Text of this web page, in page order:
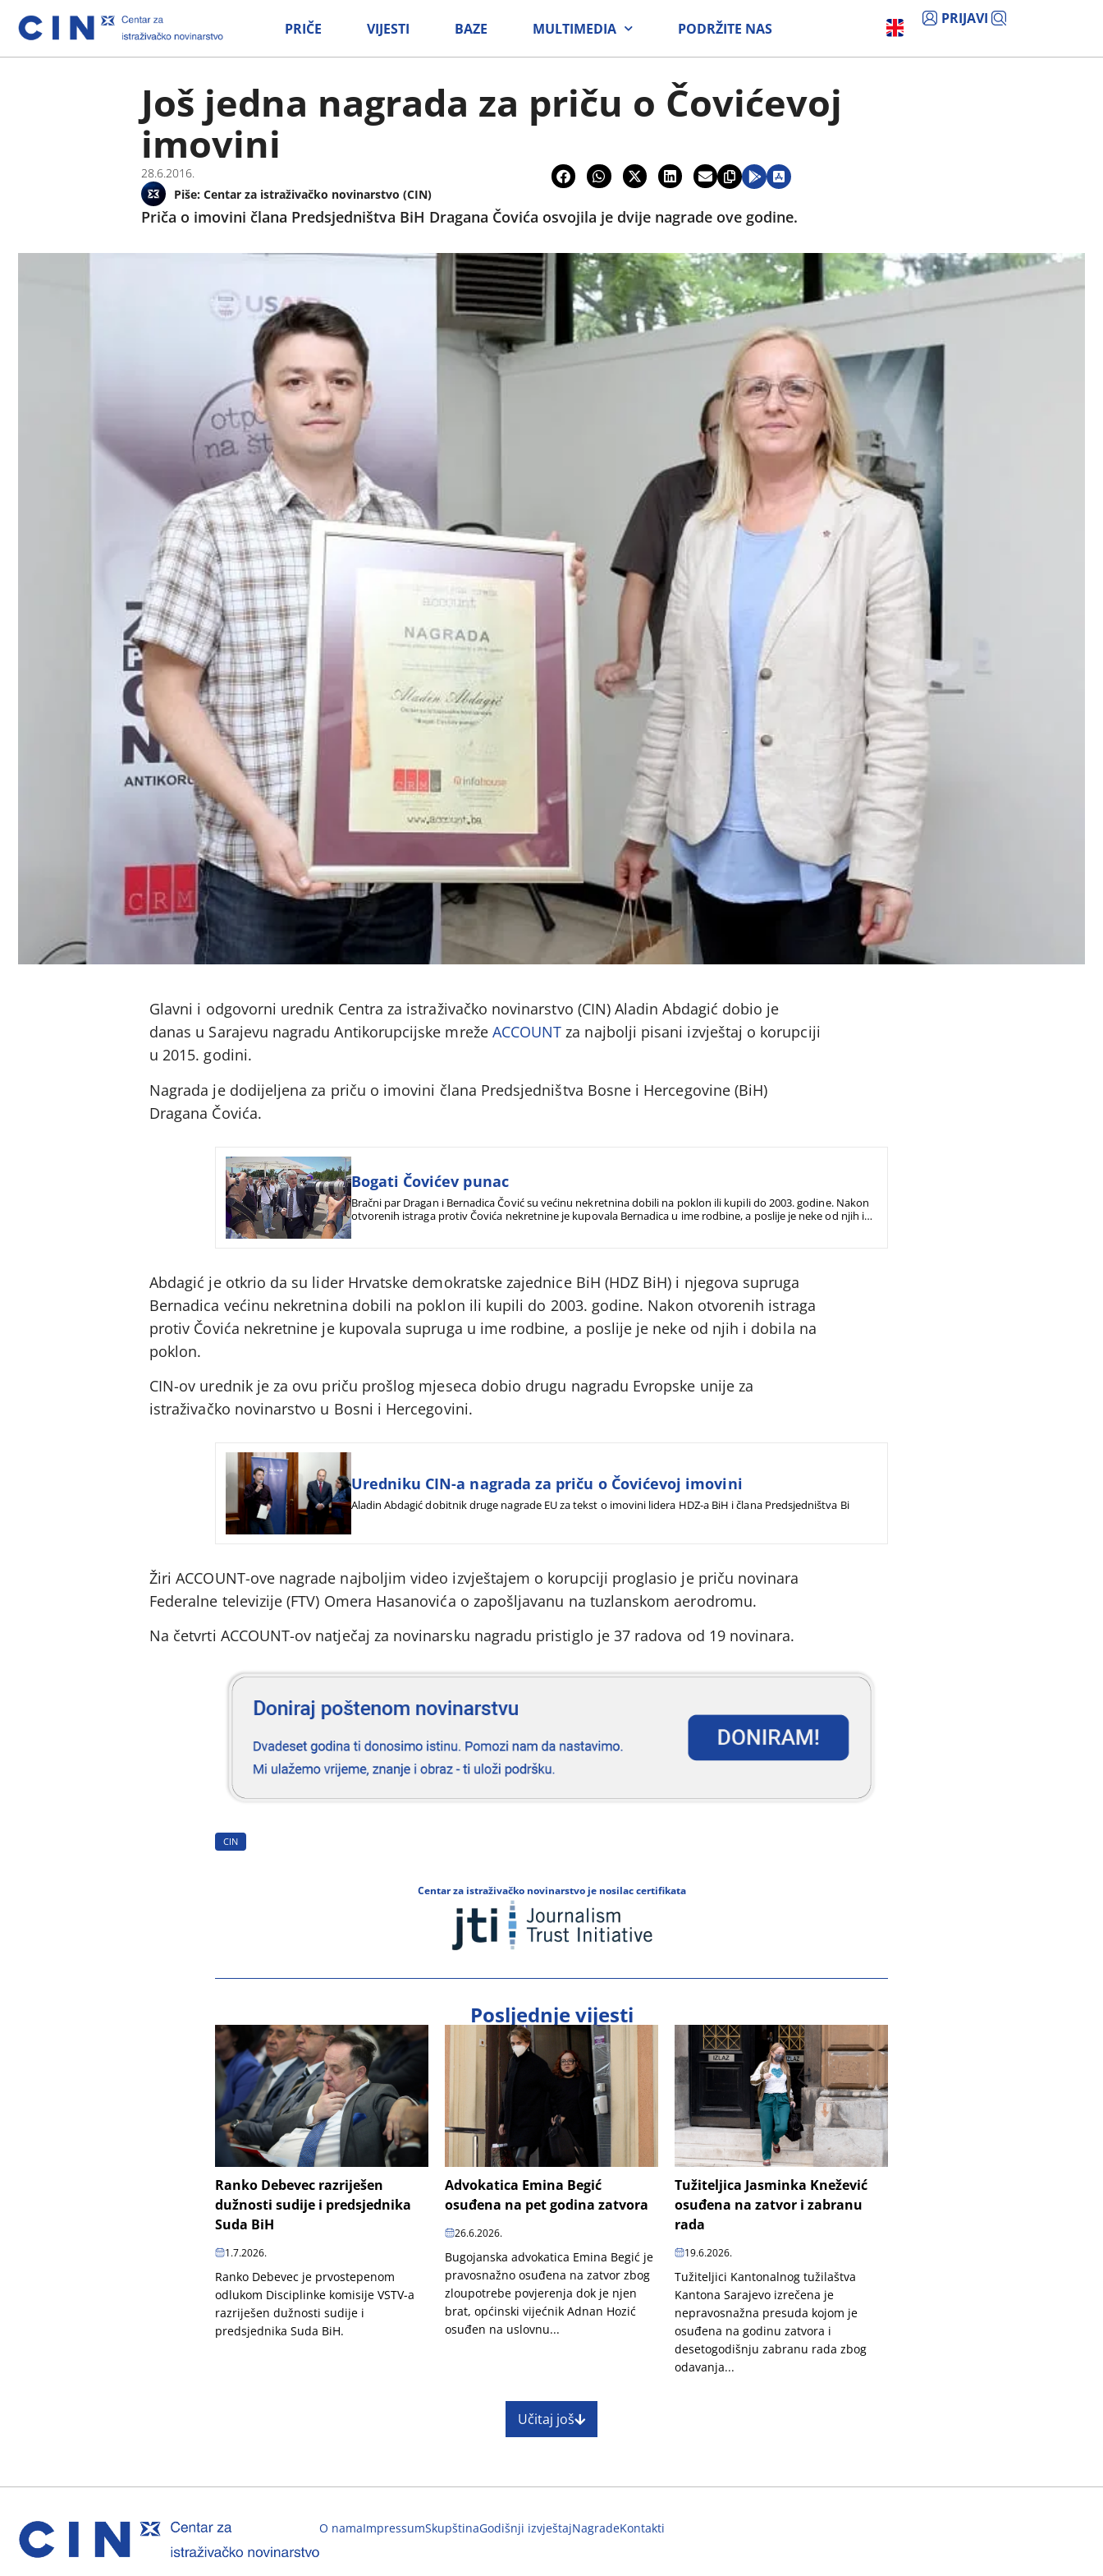
PRIČE VIJESTI BAZE MULTIMEDIA PODRŽITE NAS
PRIJAVI
Još jedna nagrada za priču o Čovićevoj
imovini
28.6.2016.
Piše: Centar za istraživačko novinarstvo (CIN)
Priča o imovini člana Predsjedništva BiH Dragana Čovića osvojila je dvije nagrade ove godine.
Glavni i odgovorni urednik Centra za istraživačko novinarstvo (CIN) Aladin Abdagić dobio je
danas u Sarajevu nagradu Antikorupcijske mreže ACCOUNT za najbolji pisani izvještaj o korupciji
u 2015. godini.
Nagrada je dodijeljena za priču o imovini člana Predsjedništva Bosne i Hercegovine (BiH)
Dragana Čovića.
Bogati Čovićev punac
Bračni par Dragan i Bernadica Čović su većinu nekretnina dobili na poklon ili kupili do 2003. godine. Nakon
otvorenih istraga protiv Čovića nekretnine je kupovala Bernadica u ime rodbine, a poslije je neke od njih i
dobila na poklon.
Abdagić je otkrio da su lider Hrvatske demokratske zajednice BiH (HDZ BiH) i njegova supruga
Bernadica većinu nekretnina dobili na poklon ili kupili do 2003. godine. Nakon otvorenih istraga
protiv Čovića nekretnine je kupovala supruga u ime rodbine, a poslije je neke od njih i dobila na
poklon.
CIN-ov urednik je za ovu priču prošlog mjeseca dobio drugu nagradu Evropske unije za
istraživačko novinarstvo u Bosni i Hercegovini.
Uredniku CIN-a nagrada za priču o Čovićevoj imovini
Aladin Abdagić dobitnik druge nagrade EU za tekst o imovini lidera HDZ-a BiH i člana Predsjedništva Bi
Žiri ACCOUNT-ove nagrade najboljim video izvještajem o korupciji proglasio je priču novinara
Federalne televizije (FTV) Omera Hasanovića o zapošljavanu na tuzlanskom aerodromu.
Na četvrti ACCOUNT-ov natječaj za novinarsku nagradu pristiglo je 37 radova od 19 novinara.
CIN
Centar za istraživačko novinarstvo je nosilac certifikata
Posljednje vijesti
Ranko Debevec razriješen
dužnosti sudije i predsjednika
Suda BiH
1.7.2026.
Ranko Debevec je prvostepenom
odlukom Disciplinke komisije VSTV-a
razriješen dužnosti sudije i
predsjednika Suda BiH.
Advokatica Emina Begić
osuđena na pet godina zatvora
26.6.2026.
Bugojanska advokatica Emina Begić je
pravosnažno osuđena na zatvor zbog
zloupotrebe povjerenja dok je njen
brat, općinski vijećnik Adnan Hozić
osuđen na uslovnu...
Tužiteljica Jasminka Knežević
osuđena na zatvor i zabranu
rada
19.6.2026.
Tužiteljici Kantonalnog tužilaštva
Kantona Sarajevo izrečena je
nepravosnažna presuda kojom je
osuđena na godinu zatvora i
desetogodišnju zabranu rada zbog
odavanja...
Učitaj još
O namaImpressumSkupštinaGodišnji izvještajNagradeKontakti